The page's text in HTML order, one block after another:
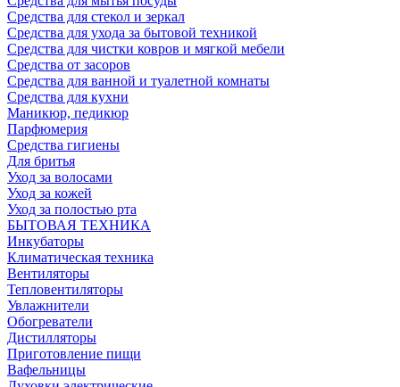
Средства для стекол и зеркал
Средства для ухода за бытовой техникой
Средства для чистки ковров и мягкой мебели
Средства от засоров
Средства для ванной и туалетной комнаты
Средства для кухни
Маникюр, педикюр
Парфюмерия
Средства гигиены
Для бритья
Уход за волосами
Уход за кожей
Уход за полостью рта
БЫТОВАЯ ТЕХНИКА
Инкубаторы
Климатическая техника
Вентиляторы
Тепловентиляторы
Увлажнители
Обогреватели
Дистилляторы
Приготовление пищи
Вафельницы